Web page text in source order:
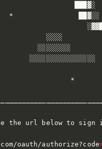
███▓░
*                ██▓░░
*
the url below to sign
oauth/authorize?code